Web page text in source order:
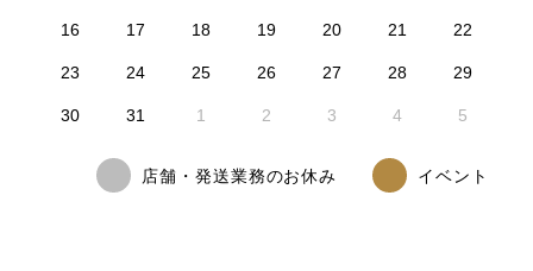
16 17 18 19 20 21 22
23 24 25 26 27 28 29
30 31 1 2 3 4 5
店舗・発送業務のお休み イベント